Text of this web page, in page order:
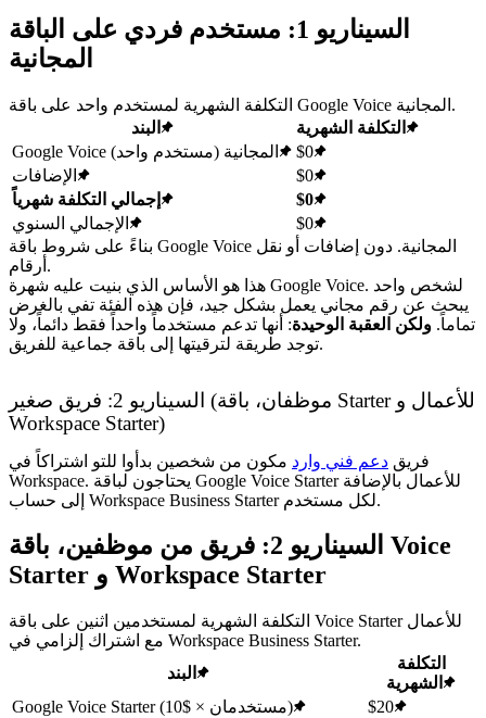
السيناريو 1: مستخدم فردي على الباقة
المجانية
التكلفة الشهرية لمستخدم واحد على باقة Google Voice المجانية.
البند
التكلفة الشهرية
Google Voice المجانية (مستخدم واحد)
$0
الإضافات
$0
إجمالي التكلفة شهرياً
$0
الإجمالي السنوي
$0
بناءً على شروط باقة Google Voice المجانية. دون إضافات أو نقل
أرقام.
هذا هو الأساس الذي بنيت عليه شهرة Google Voice. لشخص واحد
يبحث عن رقم مجاني يعمل بشكل جيد، فإن هذه الفئة تفي بالغرض
تماماً. ولكن العقبة الوحيدة: أنها تدعم مستخدماً واحداً فقط دائماً، ولا
توجد طريقة لترقيتها إلى باقة جماعية للفريق.
السيناريو 2: فريق صغير (موظفان، باقة Starter للأعمال و
Workspace Starter)
فريق دعم فني وارد مكون من شخصين بدأوا للتو اشتراكاً في
Workspace. يحتاجون لباقة Google Voice Starter للأعمال بالإضافة
إلى حساب Workspace Business Starter لكل مستخدم.
السيناريو 2: فريق من موظفين، باقة Voice
Starter و Workspace Starter
التكلفة الشهرية لمستخدمين اثنين على باقة Voice Starter للأعمال
مع اشتراك إلزامي في Workspace Business Starter.
البند
التكلفة
الشهرية
Google Voice Starter (مستخدمان × $10)
$20